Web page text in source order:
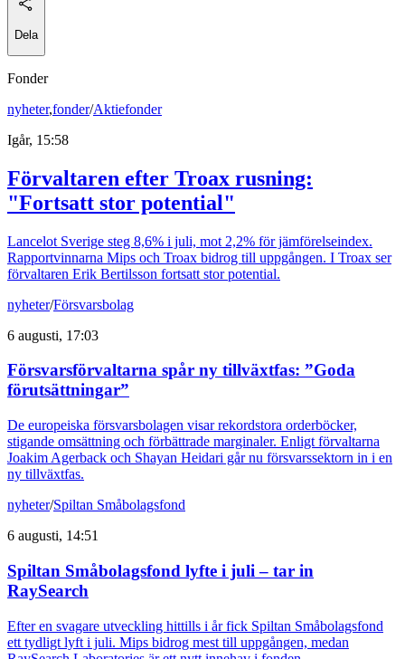
Dela
Fonder
nyheter,fonder/Aktiefonder
Igår, 15:58
Förvaltaren efter Troax rusning:
"Fortsatt stor potential"
Lancelot Sverige steg 8,6% i juli, mot 2,2% för jämförelseindex.
Rapportvinnarna Mips och Troax bidrog till uppgången. I Troax ser
förvaltaren Erik Bertilsson fortsatt stor potential.
nyheter/Försvarsbolag
6 augusti, 17:03
Försvarsförvaltarna spår ny tillväxtfas: ”Goda
förutsättningar”
De europeiska försvarsbolagen visar rekordstora orderböcker,
stigande omsättning och förbättrade marginaler. Enligt förvaltarna
Joakim Agerback och Shayan Heidari går nu försvarssektorn in i en
ny tillväxtfas.
nyheter/Spiltan Småbolagsfond
6 augusti, 14:51
Spiltan Småbolagsfond lyfte i juli – tar in
RaySearch
Efter en svagare utveckling hittills i år fick Spiltan Småbolagsfond
ett tydligt lyft i juli. Mips bidrog mest till uppgången, medan